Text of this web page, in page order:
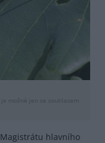
možné jen se souhlasem
hlavního